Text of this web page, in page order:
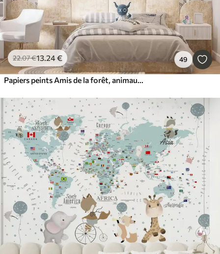
22.07€13 .24€ 49